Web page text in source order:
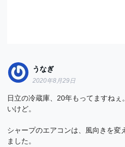
うなぎ
2020年8月29日
日立の冷蔵庫、20年もってますね
いけど。
シャープのエアコンは、風向きを変
ました。